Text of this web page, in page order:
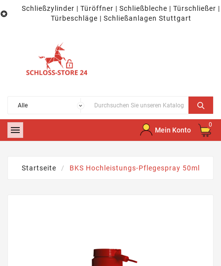

Schließzylinder | Türöffner | Schließbleche | Türschließer |
Türbeschläge | Schließanlagen Stuttgart
 Mein Konto
0
Startseite BKS Hochleistungs-Pflegespray 50ml